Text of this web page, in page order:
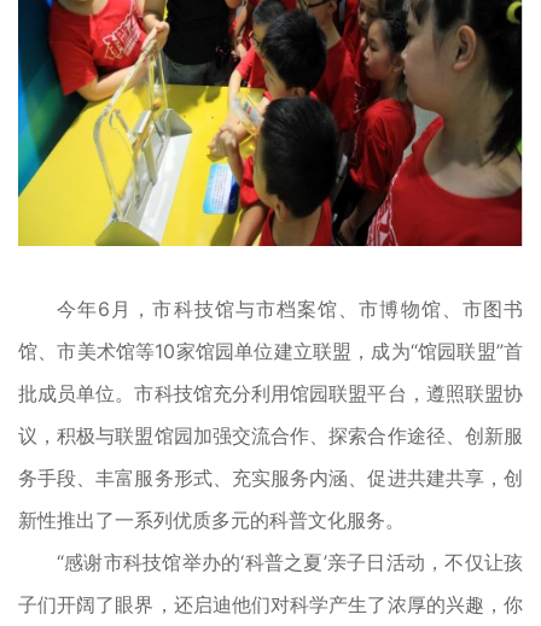
今年6月，市科技馆与市档案馆、市博物馆、市图书
馆、市美术馆等10家馆园单位建立联盟，成为“馆园联盟”首
批成员单位。市科技馆充分利用馆园联盟平台，遵照联盟协
议，积极与联盟馆园加强交流合作、探索合作途径、创新服
务手段、丰富服务形式、充实服务内涵、促进共建共享，创
新性推出了一系列优质多元的科普文化服务。
“感谢市科技馆举办的‘科普之夏’亲子日活动，不仅让孩
子们开阔了眼界，还启迪他们对科学产生了浓厚的兴趣，你